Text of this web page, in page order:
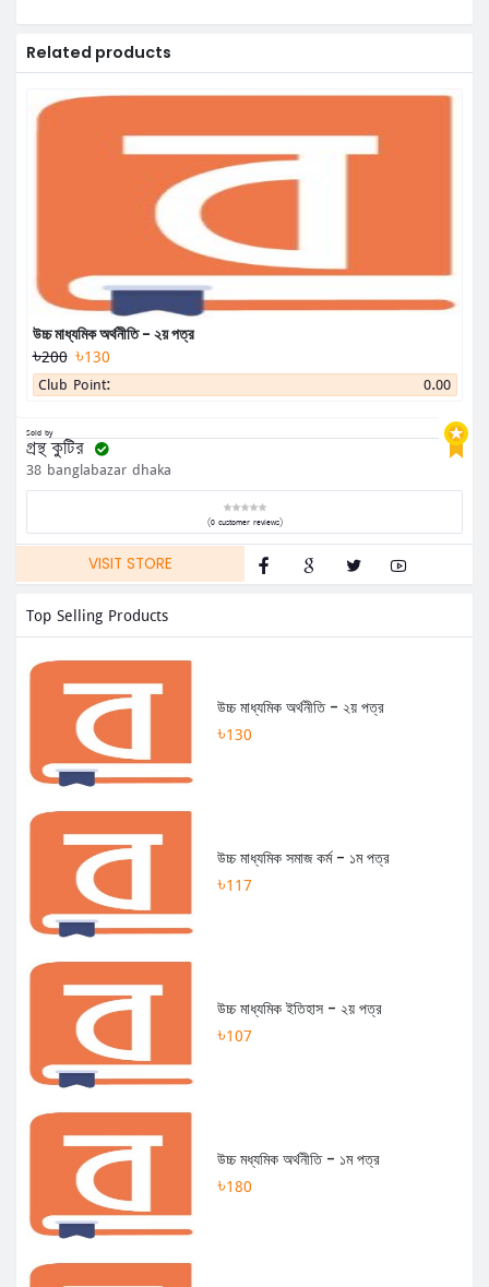
Sold by
গ্রন্থ কুটির
38 banglabazar dhaka
(0 customer reviews)
VISIT STORE
Top Selling Products
উচ্চ মাধ্যমিক অর্থনীতি - ২য় পত্র
৳130
উচ্চ মাধ্যমিক সমাজ কর্ম - ১ম পত্র
৳117
উচ্চ মাধ্যমিক ইতিহাস - ২য় পত্র
৳107
উচ্চ মধ্যমিক অর্থনীতি - ১ম পত্র
৳180
Related products
উচ্চ মাধ্যমিক অর্থনীতি - ২য় পত্র
৳200 ৳130
Club Point: 0.00